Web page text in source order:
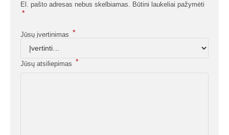
El. pašto adresas nebus skelbiamas. Būtini laukeliai pažymėti
*
Jūsų įvertinimas *
Jūsų atsiliepimas *